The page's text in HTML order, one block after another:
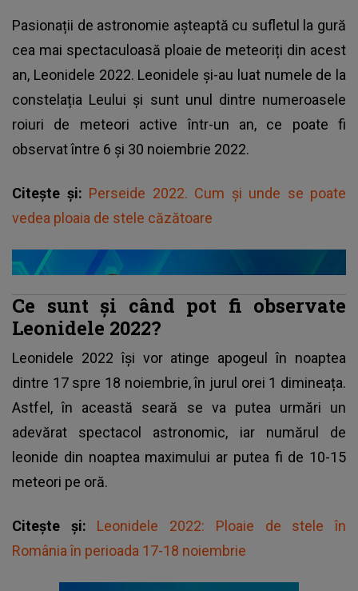
Pasionații de astronomie așteaptă cu sufletul la gură
cea mai spectaculoasă ploaie de meteoriți din acest
an, Leonidele 2022. Leonidele și-au luat numele de la
constelația Leului și sunt unul dintre numeroasele
roiuri de meteori active într-un an, ce poate fi
observat între 6 și 30 noiembrie 2022.
Citește și: Perseide 2022. Cum și unde se poate
vedea ploaia de stele căzătoare
Ce sunt și când pot fi observate
Leonidele 2022?
Leonidele 2022 își vor atinge apogeul în noaptea
dintre 17 spre 18 noiembrie, în jurul orei 1 dimineața.
Astfel, în această seară se va putea urmări un
adevărat spectacol astronomic, iar numărul de
leonide din noaptea maximului ar putea fi de 10-15
meteori pe oră.
Citește și: Leonidele 2022: Ploaie de stele în
România în perioada 17-18 noiembrie